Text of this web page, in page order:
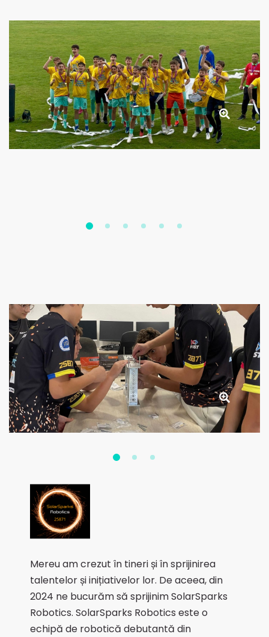
Mereu am crezut în tineri și în sprijinirea
talentelor și inițiativelor lor. De aceea, din
2024 ne bucurăm să sprijinim SolarSparks
Robotics. SolarSparks Robotics este o
echipă de robotică debutantă din